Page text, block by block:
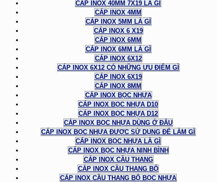
CÁP INOX 40MM 7X19 LÀ GÌ
CÁP INOX 4MM
CÁP INOX 5MM LÀ GÌ
CÁP INOX 6 X19
CÁP INOX 6MM
CÁP INOX 6MM LÀ GÌ
CÁP INOX 6X12
CÁP INOX 6X12 CÓ NHỮNG ƯU ĐIỂM GÌ
CÁP INOX 6X19
CÁP INOX 8MM
CÁP INOX BỌC NHỰA
CÁP INOX BỌC NHỰA D10
CÁP INOX BỌC NHỰA D12
CÁP INOX BỌC NHỰA DÙNG Ở ĐÂU
CÁP INOX BỌC NHỰA ĐƯỢC SỬ DỤNG ĐỂ LÀM GÌ
CÁP INOX BỌC NHỰA LÀ GÌ
CÁP INOX BỌC NHỰA NINH BÌNH
CÁP INOX CẦU THANG
CÁP INOX CẦU THANG BỘ
CÁP INOX CẦU THANG BỘ BỌC NHỰA